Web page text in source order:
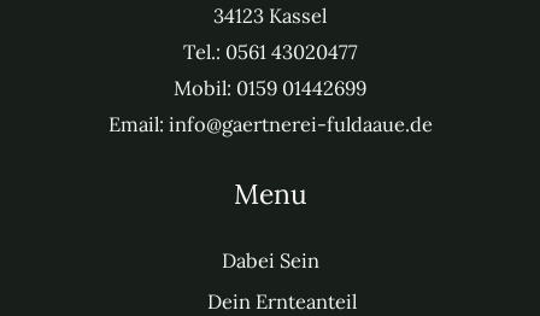
34123 Kas­sel
Tel.: 0561 43020477
Mobil: 0159 01442699
Email: info@gaertnerei-fuldaaue.de
Menu
Dabei Sein
Dein Ernteanteil